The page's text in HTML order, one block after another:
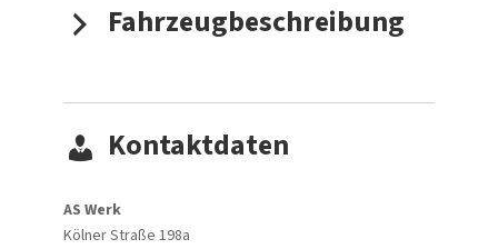
Fahrzeugbeschreibung
Kontaktdaten
AS Werk
Kölner Straße 198a